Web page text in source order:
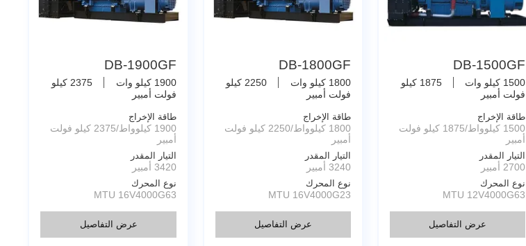
DB-1500GF
1500 كيلو وات
1875 كيلو
فولت أمبير
طاقة الإخراج
1500 كيلوواط/1875 كيلو فولت
أمبير
التيار المقدر
2700 أمبير
نوع المحرك
MTU 12V4000G63
عرض التفاصيل
DB-1800GF
1800 كيلو وات
2250 كيلو
فولت أمبير
طاقة الإخراج
1800 كيلوواط/2250 كيلو فولت
أمبير
التيار المقدر
3240 أمبير
نوع المحرك
MTU 16V4000G23
عرض التفاصيل
DB-1900GF
1900 كيلو وات
2375 كيلو
فولت أمبير
طاقة الإخراج
1900 كيلوواط/2375 كيلو فولت
أمبير
التيار المقدر
3420 أمبير
نوع المحرك
MTU 16V4000G63
عرض التفاصيل